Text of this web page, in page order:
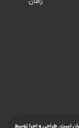
است.طراحی و اجرا توسط